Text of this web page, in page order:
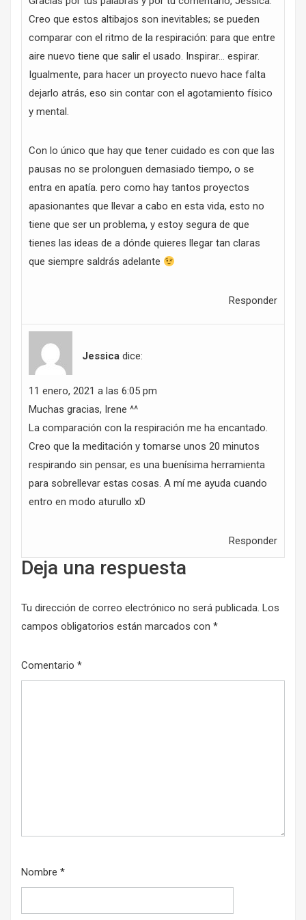
Creo que estos altibajos son inevitables; se pueden
comparar con el ritmo de la respiración: para que entre
aire nuevo tiene que salir el usado. Inspirar… espirar.
Igualmente, para hacer un proyecto nuevo hace falta
dejarlo atrás, eso sin contar con el agotamiento físico
y mental.
Con lo único que hay que tener cuidado es con que las
pausas no se prolonguen demasiado tiempo, o se
entra en apatía. pero como hay tantos proyectos
apasionantes que llevar a cabo en esta vida, esto no
tiene que ser un problema, y estoy segura de que
tienes las ideas de a dónde quieres llegar tan claras
que siempre saldrás adelante
Responder
Jessica dice:
11 enero, 2021 a las 6:05 pm
Muchas gracias, Irene ^^
La comparación con la respiración me ha encantado.
Creo que la meditación y tomarse unos 20 minutos
respirando sin pensar, es una buenísima herramienta
para sobrellevar estas cosas. A mí me ayuda cuando
entro en modo aturullo xD
Responder
Deja una respuesta
Tu dirección de correo electrónico no será publicada. Los
campos obligatorios están marcados con *
Comentario *
Nombre *